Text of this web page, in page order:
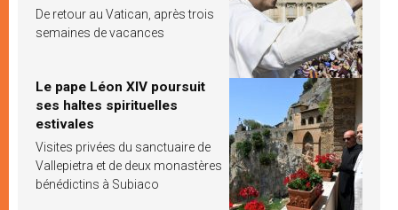
De retour au Vatican, après trois
semaines de vacances
Le pape Léon XIV poursuit
ses haltes spirituelles
estivales
Visites privées du sanctuaire de
Vallepietra et de deux monastères
bénédictins à Subiaco